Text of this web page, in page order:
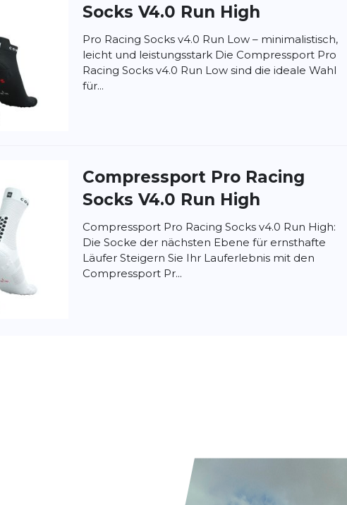
Nutzungsbedingungen
Socks V4.0 Run High
Pro Racing Socks v4.0 Run Low – minimalistisch,
leicht und leistungsstark Die Compressport Pro
Racing Socks v4.0 Run Low sind die ideale Wahl
für...
Compressport Pro Racing
Socks V4.0 Run High
Compressport Pro Racing Socks v4.0 Run High:
Die Socke der nächsten Ebene für ernsthafte
Läufer Steigern Sie Ihr Lauferlebnis mit den
Compressport Pr...